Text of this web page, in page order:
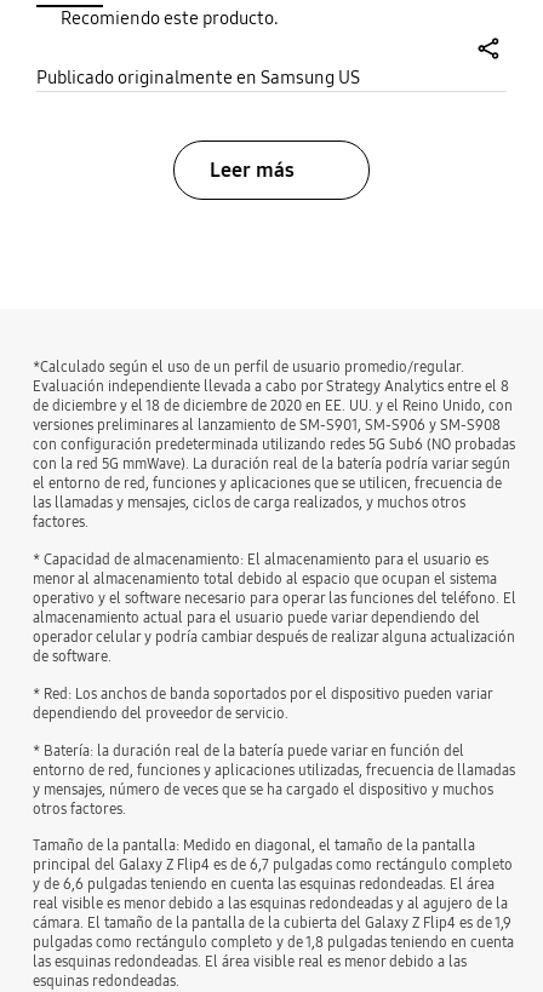
screen is beautiful and fluid. I'm a
the top reviews for this phone are
doesn't mean it will be that way for
everyone! Not only that I'm sure
the attention this phone gets from
other people when I use is it is
great! So please don't base your
purchase off of those bad reviews.
Recomiendo este producto.
Publicado originalmente en Samsung US
Leer más
*Calculado según el uso de un perfil de usuario promedio/regular.
Evaluación independiente llevada a cabo por Strategy Analytics entre el 8
de diciembre y el 18 de diciembre de 2020 en EE. UU. y el Reino Unido, con
versiones preliminares al lanzamiento de SM-S901, SM-S906 y SM-S908
con configuración predeterminada utilizando redes 5G Sub6 (NO probadas
con la red 5G mmWave). La duración real de la batería podría variar según
el entorno de red, funciones y aplicaciones que se utilicen, frecuencia de
las llamadas y mensajes, ciclos de carga realizados, y muchos otros
factores.
* Capacidad de almacenamiento: El almacenamiento para el usuario es
menor al almacenamiento total debido al espacio que ocupan el sistema
operativo y el software necesario para operar las funciones del teléfono. El
almacenamiento actual para el usuario puede variar dependiendo del
operador celular y podría cambiar después de realizar alguna actualización
de software.
* Red: Los anchos de banda soportados por el dispositivo pueden variar
dependiendo del proveedor de servicio.
* Batería: la duración real de la batería puede variar en función del
entorno de red, funciones y aplicaciones utilizadas, frecuencia de llamadas
y mensajes, número de veces que se ha cargado el dispositivo y muchos
otros factores.
Tamaño de la pantalla: Medido en diagonal, el tamaño de la pantalla
principal del Galaxy Z Flip4 es de 6,7 pulgadas como rectángulo completo
y de 6,6 pulgadas teniendo en cuenta las esquinas redondeadas. El área
real visible es menor debido a las esquinas redondeadas y al agujero de la
cámara. El tamaño de la pantalla de la cubierta del Galaxy Z Flip4 es de 1,9
pulgadas como rectángulo completo y de 1,8 pulgadas teniendo en cuenta
las esquinas redondeadas. El área visible real es menor debido a las
esquinas redondeadas.